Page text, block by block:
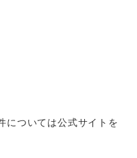
については公式サイトを